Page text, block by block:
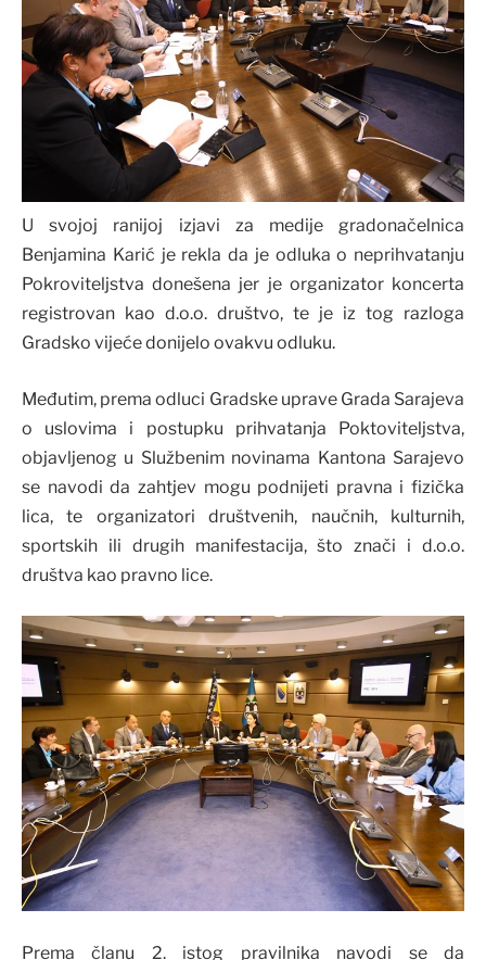
U svojoj ranijoj izjavi za medije gradonačelnica
Benjamina Karić je rekla da je odluka o neprihvatanju
Pokroviteljstva donešena jer je organizator koncerta
registrovan kao d.o.o. društvo, te je iz tog razloga
Gradsko vijeće donijelo ovakvu odluku.
Međutim, prema odluci Gradske uprave Grada Sarajeva
o uslovima i postupku prihvatanja Poktoviteljstva,
objavljenog u Službenim novinama Kantona Sarajevo
se navodi da zahtjev mogu podnijeti pravna i fizička
lica, te organizatori društvenih, naučnih, kulturnih,
sportskih ili drugih manifestacija, što znači i d.o.o.
društva kao pravno lice.
Prema članu 2. istog pravilnika navodi se da